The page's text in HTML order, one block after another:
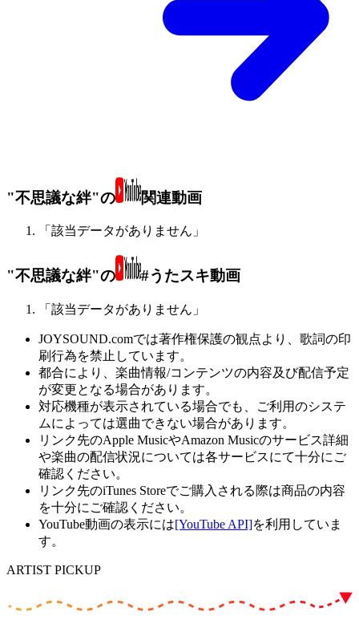
"不思議な絆"の 関連動画
「該当データがありません」
"不思議な絆"の #うたスキ動画
「該当データがありません」
JOYSOUND.comでは著作権保護の観点より、歌詞の印
刷行為を禁止しています。
都合により、楽曲情報/コンテンツの内容及び配信予定
が変更となる場合があります。
対応機種が表示されている場合でも、ご利用のシステ
ムによっては選曲できない場合があります。
リンク先のApple MusicやAmazon Musicのサービス詳細
や楽曲の配信状況については各サービスにて十分にご
確認ください。
リンク先のiTunes Storeでご購入される際は商品の内容
を十分にご確認ください。
YouTube動画の表示には[YouTube API]を利用していま
す。
ARTIST PICKUP